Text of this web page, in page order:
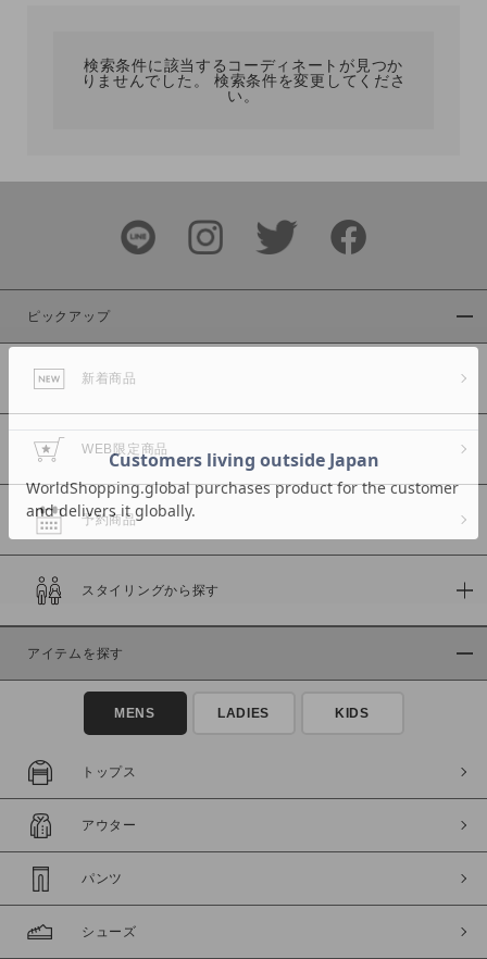
ブランド
カラー
商品タイプ
通常商品
セール価格
在庫
在庫あり
検索条件に該当するコーディネートが見つか
りませんでした。 検索条件を変更してくださ
い。
ピックアップ
新着商品
WEB限定商品
予約商品
スタイリングから探す
アイテムを探す
MENS LADIES KIDS
トップス
アウター
パンツ
シューズ